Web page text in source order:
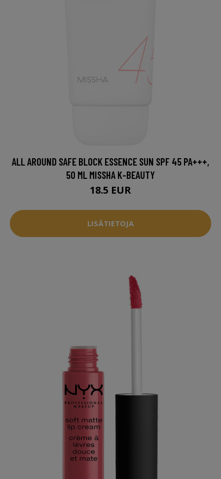
ALL AROUND SAFE BLOCK ESSENCE SUN SPF 45 PA+++,
50 ML MISSHA K-BEAUTY
18.5 EUR
LISÄTIETOJA